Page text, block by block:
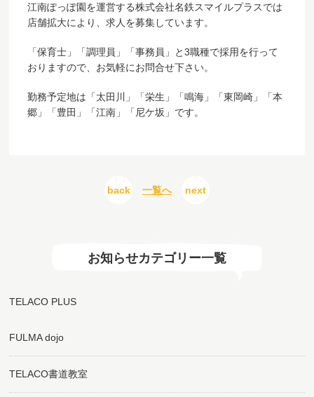
江南ぽっぽ園を運営する株式会社名鉄スマイルプラスでは
店舗拡大により、求人を募集しています。
「保育士」「調理員」「事務員」と3職種で採用を行って
おりますので、お気軽にお問合せ下さい。
勤務予定地は「太田川」「栄生」「鳴海」「東岡崎」「本
郷」「豊田」「江南」「尼ケ坂」です。
back 一覧へ next
お知らせカテゴリー一覧
TELACO PLUS
FULMA dojo
TELACO書道教室